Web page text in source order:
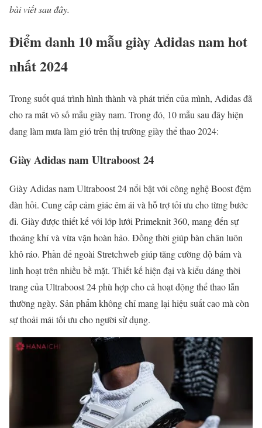
bài viết sau đây.
Điểm danh 10 mẫu giày Adidas nam hot
nhất 2024
Trong suốt quá trình hình thành và phát triển của mình, Adidas đã
cho ra mắt vô số mẫu giày nam. Trong đó, 10 mẫu sau đây hiện
đang làm mưa làm gió trên thị trường giày thể thao 2024:
Giày Adidas nam Ultraboost 24
Giày Adidas nam Ultraboost 24 nổi bật với công nghệ Boost đệm
đàn hồi. Cung cấp cảm giác êm ái và hỗ trợ tối ưu cho từng bước
đi. Giày được thiết kế với lớp lưới Primeknit 360, mang đến sự
thoáng khí và vừa vặn hoàn hảo. Đồng thời giúp bàn chân luôn
khô ráo. Phần đế ngoài Stretchweb giúp tăng cường độ bám và
linh hoạt trên nhiều bề mặt. Thiết kế hiện đại và kiểu dáng thời
trang của Ultraboost 24 phù hợp cho cả hoạt động thể thao lẫn
thường ngày. Sản phẩm không chỉ mang lại hiệu suất cao mà còn
sự thoải mái tối ưu cho người sử dụng.